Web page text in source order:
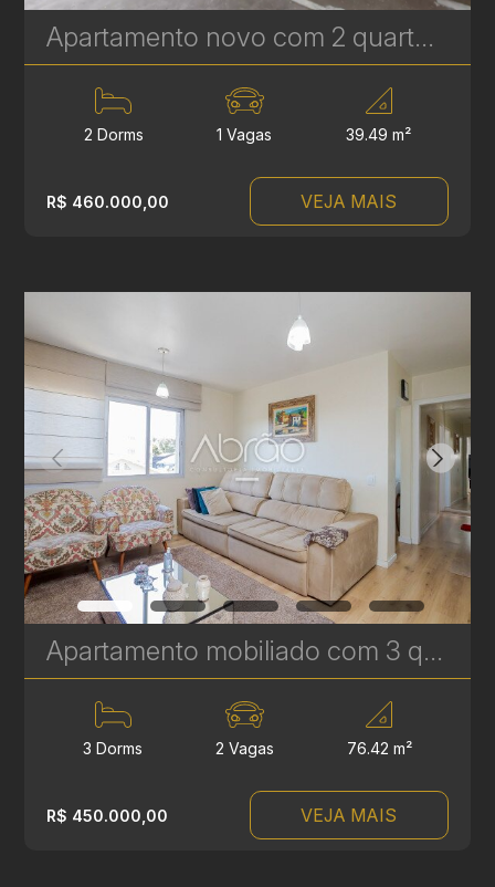
Apartamento novo com 2 quartos à Venda no Vila Izabel - 39 m² | Ref 648
2 Dorms 1 Vagas 39.49 m²
R$ 460.000,00 VEJA MAIS
Apartamento mobiliado com 3 quartos à venda no Água Verde, com vista para Curitiba – 76 m² | Ref. 248
3 Dorms 2 Vagas 76.42 m²
R$ 450.000,00 VEJA MAIS